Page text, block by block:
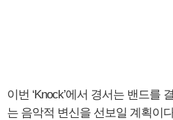
이번 ‘Knock’에서 경서는 밴드를
는 음악적 변신을 선보일 계획이